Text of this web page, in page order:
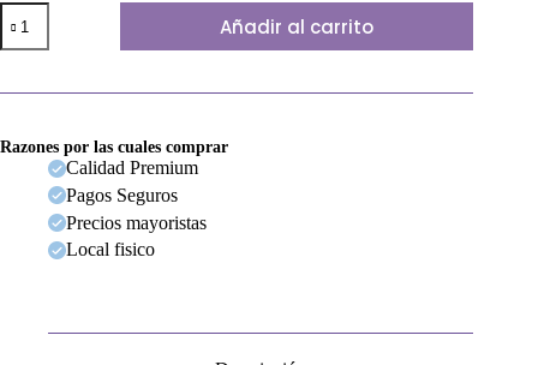
CORRECTOR
NATURA
TONO
cantidad
Añadir al carrito
Razones por las cuales comprar
Calidad Premium
Pagos Seguros
Precios mayoristas
Local fisico